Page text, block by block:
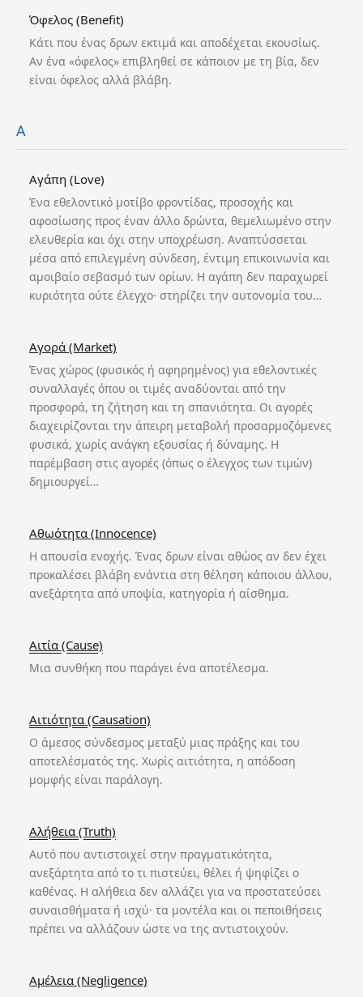
Όφελος (Benefit)
Κάτι που ένας δρων εκτιμά και αποδέχεται εκουσίως.
Αν ένα «όφελος» επιβληθεί σε κάποιον με τη βία, δεν
είναι όφελος αλλά βλάβη.
Α
Αγάπη (Love)
Ένα εθελοντικό μοτίβο φροντίδας, προσοχής και
αφοσίωσης προς έναν άλλο δρώντα, θεμελιωμένο στην
ελευθερία και όχι στην υποχρέωση. Αναπτύσσεται
μέσα από επιλεγμένη σύνδεση, έντιμη επικοινωνία και
αμοιβαίο σεβασμό των ορίων. Η αγάπη δεν παραχωρεί
κυριότητα ούτε έλεγχο· στηρίζει την αυτονομία του…
Αγορά (Market)
Ένας χώρος (φυσικός ή αφηρημένος) για εθελοντικές
συναλλαγές όπου οι τιμές αναδύονται από την
προσφορά, τη ζήτηση και τη σπανιότητα. Οι αγορές
διαχειρίζονται την άπειρη μεταβολή προσαρμοζόμενες
φυσικά, χωρίς ανάγκη εξουσίας ή δύναμης. Η
παρέμβαση στις αγορές (όπως ο έλεγχος των τιμών)
δημιουργεί…
Αθωότητα (Innocence)
Η απουσία ενοχής. Ένας δρων είναι αθώος αν δεν έχει
προκαλέσει βλάβη ενάντια στη θέληση κάποιου άλλου,
ανεξάρτητα από υποψία, κατηγορία ή αίσθημα.
Αιτία (Cause)
Μια συνθήκη που παράγει ένα αποτέλεσμα.
Αιτιότητα (Causation)
Ο άμεσος σύνδεσμος μεταξύ μιας πράξης και του
αποτελέσματός της. Χωρίς αιτιότητα, η απόδοση
μομφής είναι παράλογη.
Αλήθεια (Truth)
Αυτό που αντιστοιχεί στην πραγματικότητα,
ανεξάρτητα από το τι πιστεύει, θέλει ή ψηφίζει ο
καθένας. Η αλήθεια δεν αλλάζει για να προστατεύσει
συναισθήματα ή ισχύ· τα μοντέλα και οι πεποιθήσεις
πρέπει να αλλάζουν ώστε να της αντιστοιχούν.
Αμέλεια (Negligence)